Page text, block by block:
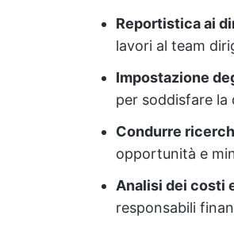
Reportistica ai
lavori al team
Impostazione
per soddisfare la
Condurre
opportunità e
Analisi dei costi
responsabili